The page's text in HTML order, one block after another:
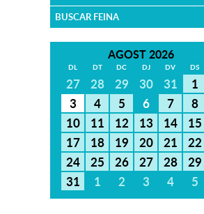
BUSCAR FEINA
AGOST 2026
DL DT DC DJ DV DS
27 28 29 30 31 1
3
4 5 6 7 8
10
11 12 13 14 15
17
18 19 20 21 22
24
25 26 27 28 29
31
1 2 3 4 5